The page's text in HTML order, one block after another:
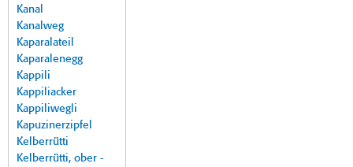
Kanal
Kanalweg
Kaparalateil
Kaparalenegg
Kappili
Kappiliacker
Kappiliwegli
Kapuzinerzipfel
Kelberrütti
Kelberrütti, ober -